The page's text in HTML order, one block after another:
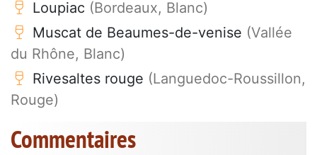
Loupiac (Bordeaux, Blanc)
Muscat de Beaumes-de-venise (Vallée
du Rhône, Blanc)
Rivesaltes rouge (Languedoc-Roussillon,
Rouge)
Commentaires